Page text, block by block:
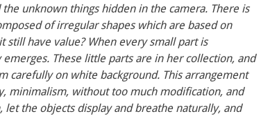
unknown things hidden in the camera. There is
of irregular shapes which are based on
have value? When every small part is
These little parts are in her collection, and
carefully on white background. This arrangement
minimalism, without too much modification, and
the objects display and breathe naturally, and